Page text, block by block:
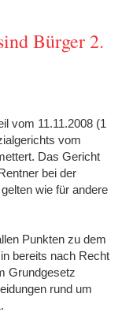
Bürger 2.
vom 11.11.2008 (1
vom
Das Gericht
bei der
wie für andere
Punkten zu dem
bereits nach Recht
Grundgesetz
rund um